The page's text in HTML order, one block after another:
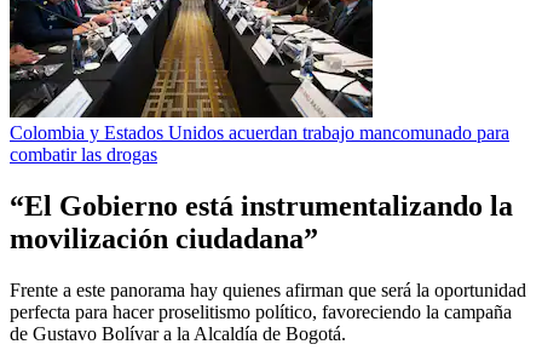
Colombia y Estados Unidos acuerdan trabajo mancomunado para
combatir las drogas
“El Gobierno está instrumentalizando la
movilización ciudadana”
Frente a este panorama hay quienes afirman que será la oportunidad
perfecta para hacer proselitismo político, favoreciendo la campaña
de Gustavo Bolívar a la Alcaldía de Bogotá.